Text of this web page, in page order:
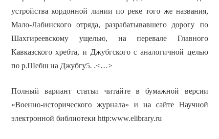
устройства кордонной линии по реке того же названия,
Мало-Лабинского отряда, разрабатывавшего дорогу по
Шахгиреевскому ущелью, на перевале Главного
Кавказского хребта, и Джубгского с аналогичной целью
по р.Шебш на Джубгу5. .<…>
Полный вариант статьи читайте в бумажной версии
«Военно-исторического журнала» и на сайте Научной
электронной библиотеки http:www.elibrary.ru